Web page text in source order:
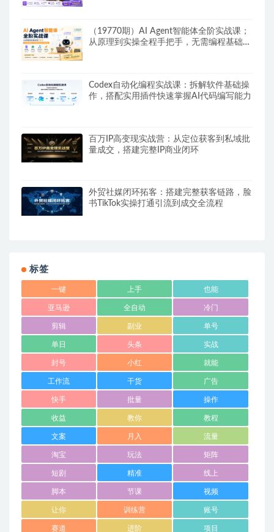
（19770期）AI Agent智能体全阶实战课；
从原理到实操全程手把手，无需编程基础也
Codex自动化编程实战课：拆解软件基础操
作，搭配实用插件快速掌握AI代码编写能力
百万IP高变现实战营：从定位获客到私域批
量成交，搭建完整IP商业闭环
外贸社媒闭环拓客：搭建完整获客链路，脸
书TikTok实操打通引流到成交全流程
标签
一键 上手 也能
亚马逊 全自动 冷门
剪辑 副业 单号
单日 头条 实战
封号 小红 就能
工作流 干货 广告
快手 批量 操作
收益 教你 教程
文案 月入 流量
淘宝 玩法 矩阵
短剧 精准 线上
脚本 节课 视频
让你 训练营 账号
赛道 进阶 项目